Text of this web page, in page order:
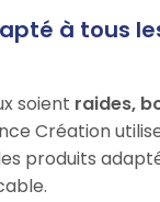
à tous
soient raides,
Création
produits